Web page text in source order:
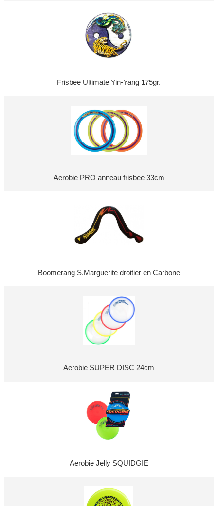
Frisbee Ultimate Yin-Yang 175gr.
Aerobie PRO anneau frisbee 33cm
Boomerang S.Marguerite droitier en Carbone
Aerobie SUPER DISC 24cm
Aerobie Jelly SQUIDGIE